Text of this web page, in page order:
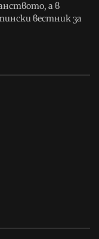
а в
вестник за